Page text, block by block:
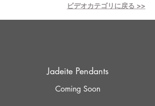
ビデオカテゴリに戻る >>
Jadeite Pendants
Coming Soon